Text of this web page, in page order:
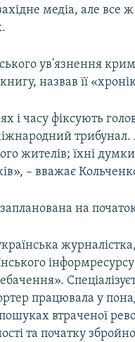
медіа, але все
ув'язнення
назвав її
і часу фіксують
жителів; їхні
– вважає
на
працювала у
втраченої
та початку